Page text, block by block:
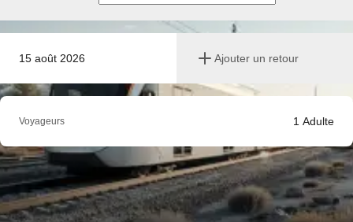
15 août 2026 Ajouter un retour
Voyageurs 1 Adulte